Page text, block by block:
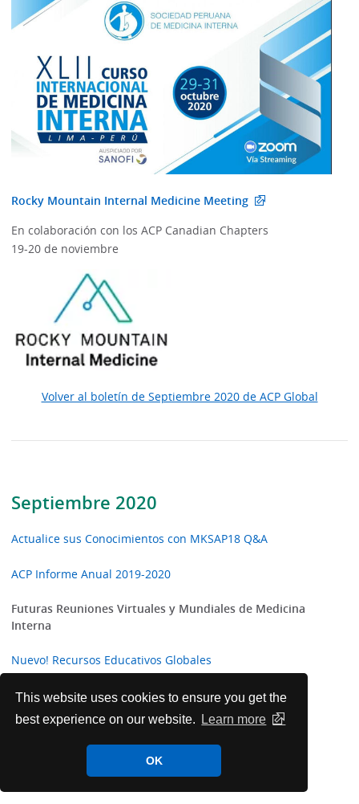
This website uses cookies to ensure you get the
best experience on our website.
Learn more
OK
Septiembre 2020
Actualice sus Conocimientos con MKSAP18 Q&A
ACP Informe Anual 2019-2020
Futuras Reuniones Virtuales y Mundiales de Medicina
Interna
Nuevo! Recursos Educativos Globales
Artículos Destacados de las Revistas ACP Internist y
ACP Hospitalist
El ACP Da la Bienvenida a Nuevos Fellows
Rocky Mountain Internal Medicine Meeting
En colaboración con los ACP Canadian Chapters
19-20 de noviembre
Volver al boletín de Septiembre 2020 de ACP Global